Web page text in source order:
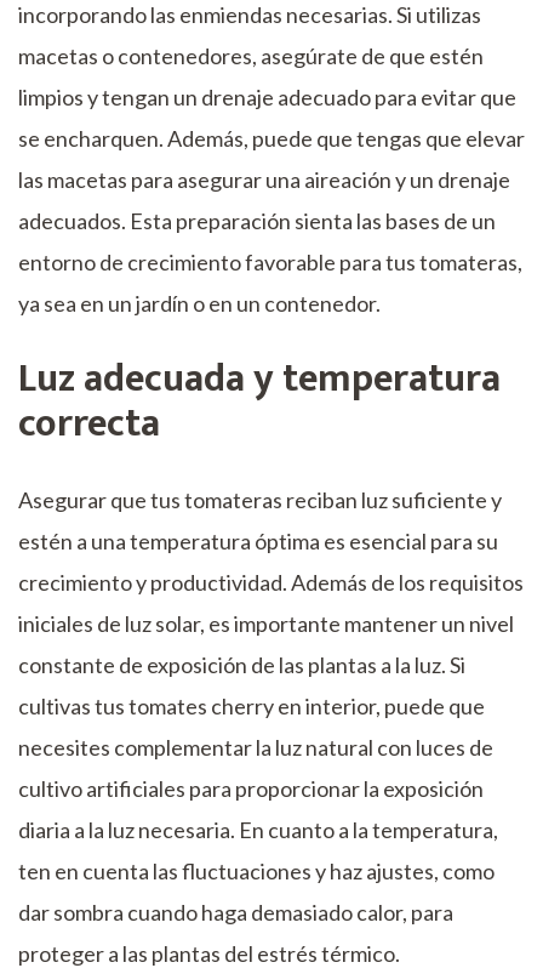
incorporando las enmiendas necesarias. Si utilizas
macetas o contenedores, asegúrate de que estén
limpios y tengan un drenaje adecuado para evitar que
se encharquen. Además, puede que tengas que elevar
las macetas para asegurar una aireación y un drenaje
adecuados. Esta preparación sienta las bases de un
entorno de crecimiento favorable para tus tomateras,
ya sea en un jardín o en un contenedor.
Luz adecuada y temperatura
correcta
Asegurar que tus tomateras reciban luz suficiente y
estén a una temperatura óptima es esencial para su
crecimiento y productividad. Además de los requisitos
iniciales de luz solar, es importante mantener un nivel
constante de exposición de las plantas a la luz. Si
cultivas tus tomates cherry en interior, puede que
necesites complementar la luz natural con luces de
cultivo artificiales para proporcionar la exposición
diaria a la luz necesaria. En cuanto a la temperatura,
ten en cuenta las fluctuaciones y haz ajustes, como
dar sombra cuando haga demasiado calor, para
proteger a las plantas del estrés térmico.